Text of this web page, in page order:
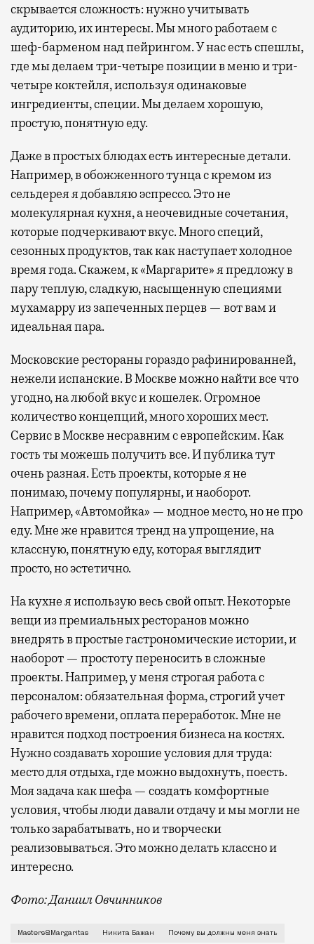
скрывается сложность: нужно учитывать
аудиторию, их интересы. Мы много работаем с
шеф-барменом над пейрингом. У нас есть спешлы,
где мы делаем три-четыре позиции в меню и три-
четыре коктейля, используя одинаковые
ингредиенты, специи. Мы делаем хорошую,
простую, понятную еду.
Даже в простых блюдах есть интересные детали.
Например, в обожженного тунца с кремом из
сельдерея я добавляю эспрессо. Это не
молекулярная кухня, а неочевидные сочетания,
которые подчеркивают вкус. Много специй,
сезонных продуктов, так как наступает холодное
время года. Скажем, к «Маргарите» я предложу в
пару теплую, сладкую, насыщенную специями
мухамарру из запеченных перцев — вот вам и
идеальная пара.
Московские рестораны гораздо рафинированней,
нежели испанские. В Москве можно найти все что
угодно, на любой вкус и кошелек. Огромное
количество концепций, много хороших мест.
Сервис в Москве несравним с европейским. Как
гость ты можешь получить все. И публика тут
очень разная. Есть проекты, которые я не
понимаю, почему популярны, и наоборот.
Например, «Автомойка» — модное место, но не про
еду. Мне же нравится тренд на упрощение, на
классную, понятную еду, которая выглядит
просто, но эстетично.
На кухне я использую весь свой опыт. Некоторые
вещи из премиальных ресторанов можно
внедрять в простые гастрономические истории, и
наоборот — простоту переносить в сложные
проекты. Например, у меня строгая работа с
персоналом: обязательная форма, строгий учет
рабочего времени, оплата переработок. Мне не
нравится подход построения бизнеса на костях.
Нужно создавать хорошие условия для труда:
место для отдыха, где можно выдохнуть, поесть.
Моя задача как шефа — создать комфортные
условия, чтобы люди давали отдачу и мы могли не
только зарабатывать, но и творчески
реализовываться. Это можно делать классно и
интересно.
Фото: Даниил Овчинников
Я готовлю профессионально не так давно, около
Masters&Margaritas Никита Бажан Почему вы должны меня знать